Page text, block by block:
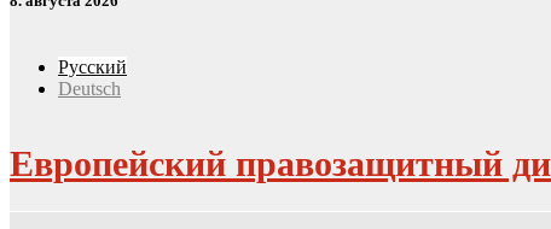
Русский
Deutsch
Европейский правозащитный